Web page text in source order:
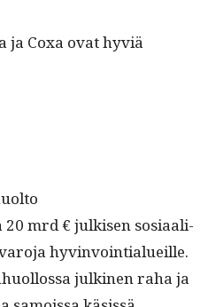
ja Coxa ovat hyviä
mrd € julkisen sosi­aali-
hyvinvointialueille.
julki­nen raha ja